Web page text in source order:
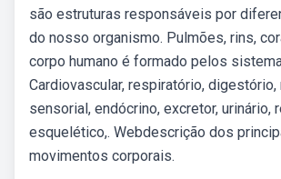
são estruturas responsáveis por
do nosso organismo. Pulmões, rins,
corpo humano é formado pelos
Cardiovascular, respiratório, digestório,
sensorial, endócrino, excretor, urinário,
esquelético,. Webdescrição dos
movimentos corporais.